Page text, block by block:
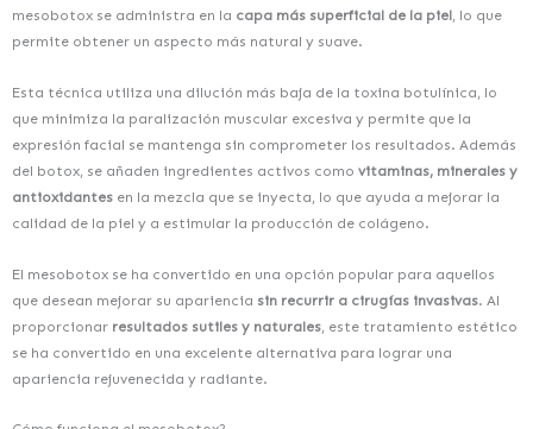
mesobotox se administra en la capa más superficial de la piel, lo que
permite obtener un aspecto más natural y suave.
Esta técnica utiliza una dilución más baja de la toxina botulínica, lo
que minimiza la paralización muscular excesiva y permite que la
expresión facial se mantenga sin comprometer los resultados. Además
del botox, se añaden ingredientes activos como vitaminas, minerales y
antioxidantes en la mezcla que se inyecta, lo que ayuda a mejorar la
calidad de la piel y a estimular la producción de colágeno.
El mesobotox se ha convertido en una opción popular para aquellos
que desean mejorar su apariencia sin recurrir a cirugías invasivas. Al
proporcionar resultados sutiles y naturales, este tratamiento estético
se ha convertido en una excelente alternativa para lograr una
apariencia rejuvenecida y radiante.